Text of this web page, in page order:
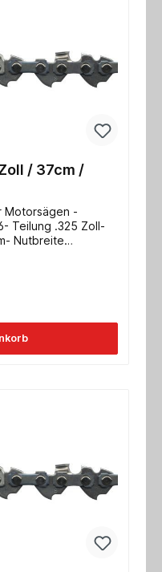
/ 37cm /
Motorsägen -
Teilung .325 Zoll-
Nutbreite